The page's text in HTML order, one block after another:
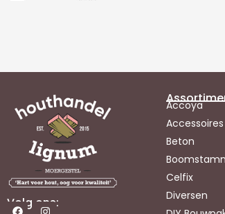
Volg ons:
Accoya
Accessoires
Beton
Celfix
Diversen